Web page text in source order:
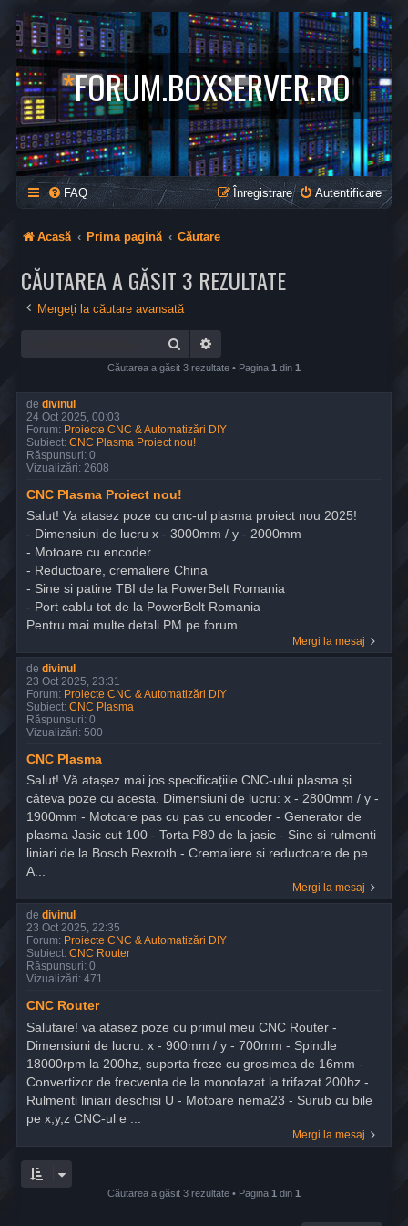
*FORUM.BOXSERVER.RO
FAQ Autentificare
Înregistrare
Acasă Prima pagină Căutare
CĂUTAREA A GĂSIT 3 REZULTATE
Mergeți la căutare avansată
Căutare
Căutarea a găsit 3 rezultate • Pagina 1 din 1
de divinul
24 Oct 2025, 00:03
Forum: Proiecte CNC & Automatizări DIY
Subiect: CNC Plasma Proiect nou!
Răspunsuri: 0
Vizualizări: 2608
CNC Plasma Proiect nou!
Salut! Va atasez poze cu cnc-ul plasma proiect nou 2025!
- Dimensiuni de lucru x - 3000mm / y - 2000mm
- Motoare cu encoder
- Reductoare, cremaliere China
- Sine si patine TBI de la PowerBelt Romania
- Port cablu tot de la PowerBelt Romania
Pentru mai multe detali PM pe forum.
Mergi la mesaj
de divinul
23 Oct 2025, 23:31
Forum: Proiecte CNC & Automatizări DIY
Subiect: CNC Plasma
Răspunsuri: 0
Vizualizări: 500
CNC Plasma
Salut! Vă atașez mai jos specificațiile CNC-ului plasma și
câteva poze cu acesta. Dimensiuni de lucru: x - 2800mm / y -
1900mm - Motoare pas cu pas cu encoder - Generator de
plasma Jasic cut 100 - Torta P80 de la jasic - Sine si rulmenti
liniari de la Bosch Rexroth - Cremaliere si reductoare de pe
A...
Mergi la mesaj
de divinul
23 Oct 2025, 22:35
Forum: Proiecte CNC & Automatizări DIY
Subiect: CNC Router
Răspunsuri: 0
Vizualizări: 471
CNC Router
Salutare! va atasez poze cu primul meu CNC Router -
Dimensiuni de lucru: x - 900mm / y - 700mm - Spindle
18000rpm la 200hz, suporta freze cu grosimea de 16mm -
Convertizor de frecventa de la monofazat la trifazat 200hz -
Rulmenti liniari deschisi U - Motoare nema23 - Surub cu bile
pe x,y,z CNC-ul e ...
Mergi la mesaj
Căutarea a găsit 3 rezultate • Pagina 1 din 1